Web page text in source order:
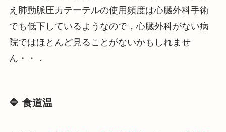
え肺動脈圧カテーテルの使用頻度は心臓外科手術
でも低下しているようなので，心臓外科がない病
院ではほとんど見ることがないかもしれませ
ん・・．
🔷 食道温